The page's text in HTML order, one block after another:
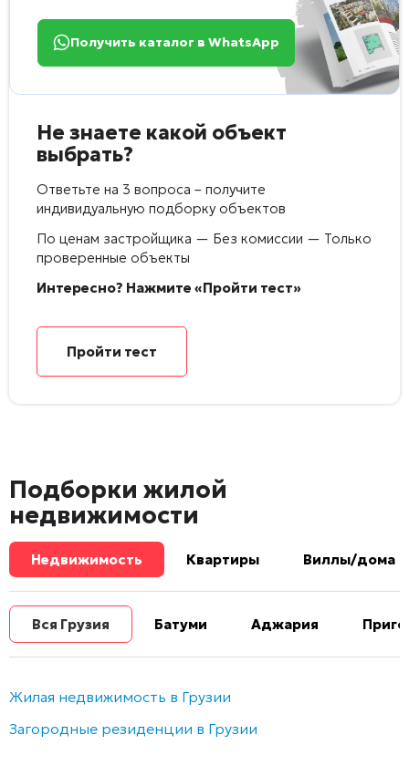
Получить каталог в WhatsApp
Не знаете какой объект
выбрать?
Ответьте на 3 вопроса – получите
индивидуальную подборку объектов
По ценам застройщика — Без комиссии — Только
проверенные объекты
Интересно? Нажмите «Пройти тест»
Пройти тест
Подборки жилой
недвижимости
Недвижимость Квартиры Виллы/дома
Вся Грузия Батуми Аджария
Жилая недвижимость в Грузии
Загородные резиденции в Грузии